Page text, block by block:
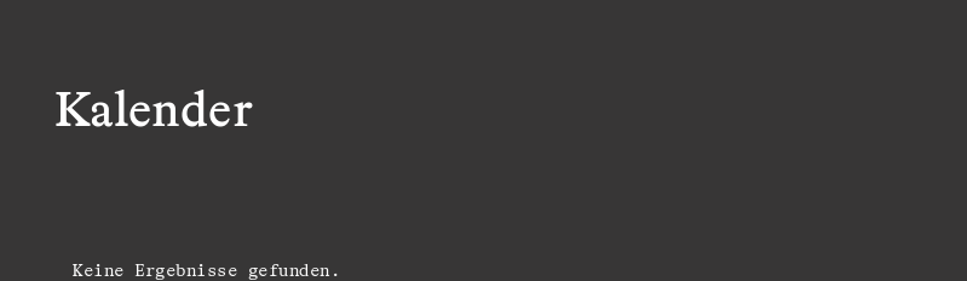
Kalender
Keine Ergebnisse gefunden.